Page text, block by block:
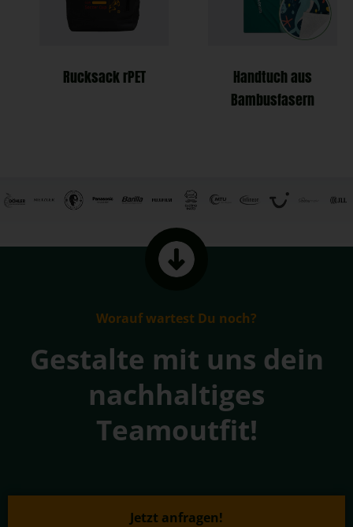
Rucksack rPET
Handtuch aus
Bambusfasern
Worauf wartest Du noch?
Gestalte mit uns dein
nachhaltiges
Teamoutfit!
Jetzt anfragen!